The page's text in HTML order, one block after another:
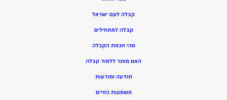
קבלה לעם ישראל
קבלה למתחילים
מהי חכמת הקבלה
האם מותר ללמוד קבלה
תודעה ומודעות
משמעות החיים